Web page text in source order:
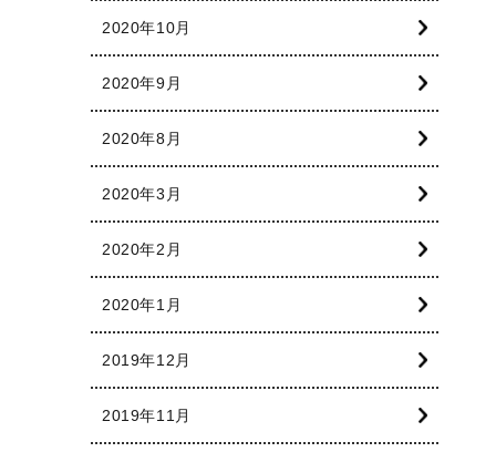
2020年10月
2020年9月
2020年8月
2020年3月
2020年2月
2020年1月
2019年12月
2019年11月